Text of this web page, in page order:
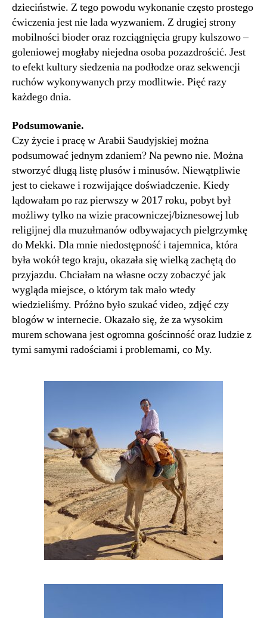
dzieciństwie. Z tego powodu wykonanie często prostego
ćwiczenia jest nie lada wyzwaniem. Z drugiej strony
mobilności bioder oraz rozciągnięcia grupy kulszowo –
goleniowej mogłaby niejedna osoba pozazdrościć. Jest
to efekt kultury siedzenia na podłodze oraz sekwencji
ruchów wykonywanych przy modlitwie. Pięć razy
każdego dnia.
Podsumowanie.
Czy życie i pracę w Arabii Saudyjskiej można
podsumować jednym zdaniem? Na pewno nie. Można
stworzyć długą listę plusów i minusów. Niewątpliwie
jest to ciekawe i rozwijające doświadczenie. Kiedy
lądowałam po raz pierwszy w 2017 roku, pobyt był
możliwy tylko na wizie pracowniczej/biznesowej lub
religijnej dla muzułmanów odbywajacych pielgrzymkę
do Mekki. Dla mnie niedostępność i tajemnica, która
była wokół tego kraju, okazała się wielką zachętą do
przyjazdu. Chciałam na własne oczy zobaczyć jak
wygląda miejsce, o którym tak mało wtedy
wiedzieliśmy. Próżno było szukać video, zdjęć czy
blogów w internecie. Okazało się, że za wysokim
murem schowana jest ogromna gościnność oraz ludzie z
tymi samymi radościami i problemami, co My.